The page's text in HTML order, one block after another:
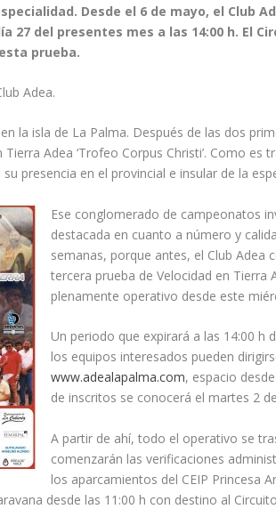
Desde el 6 de mayo, el Club
27 del presentes mes a las 14:00 h. El
prueba.
Adea.
la isla de La Palma. Después de las dos
Tierra Adea ‘Trofeo Corpus Christi’. Como
presencia en el provincial e insular de la
Ese conglomerado de campeonatos
destacada en cuanto a número y
semanas, porque antes, el Club Adea
tercera prueba de Velocidad en Tierra
plenamente operativo desde este
Un periodo que expirará a las 14:00 h
los equipos interesados pueden
www.adealapalma.com, espacio
de inscritos se conocerá el martes 2
A partir de ahí, todo el operativo se
comenzarán las verificaciones
los aparcamientos del CEIP Princesa
desde las 11:00 h con destino al